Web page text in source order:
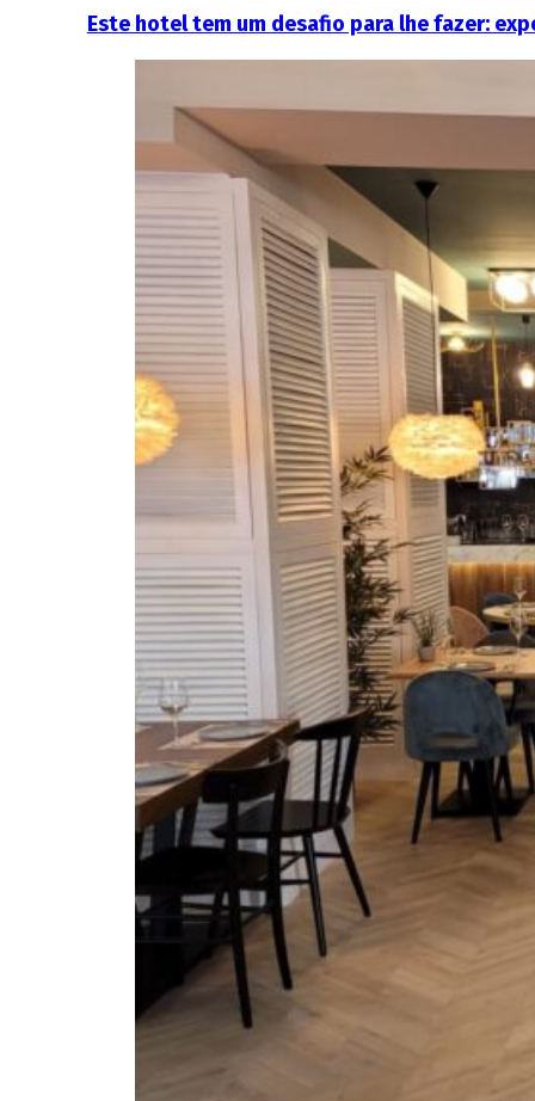
Este hotel tem um desafio para lhe fazer: